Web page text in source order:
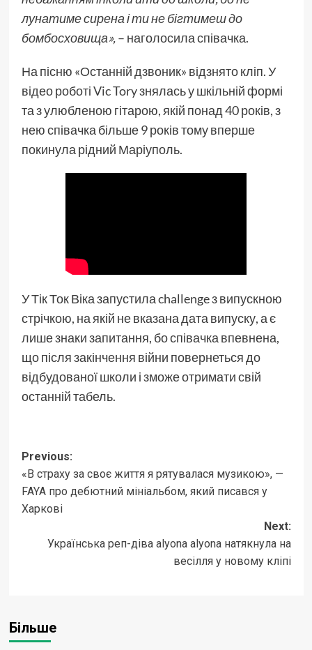
лунатиме сирена і ти не бігтимеш до
бомбосховища»,– наголосила співачка.
На пісню «Останній дзвоник» відзнято кліп. У
відео роботі Vic Tory знялась у шкільній формі
та з улюбленою гітарою, якій понад 40 років, з
нею співачка більше 9 років тому вперше
покинула рідний Маріуполь.
У Тік Ток Віка запустила challenge з випускною
стрічкою, на якій не вказана дата випуску, а є
лише знаки запитання, бо співачка впевнена,
що після закінчення війни повернеться до
відбудованої школи і зможе отримати свій
останній табель.
Post
navigation
Previous:
«В страху за своє життя я рятувалася музикою», —
FAYA про дебютний мініальбом, який писався у
Харкові
Next:
Українська реп-діва alyona alyona натякнула на
весілля у новому кліпі
Більше